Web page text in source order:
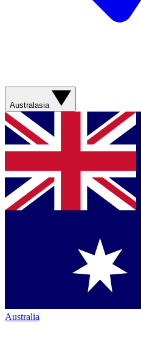
Australasia
Australia